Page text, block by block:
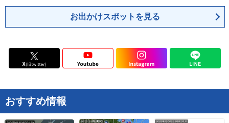
お出かけスポットを見る
おすすめ情報